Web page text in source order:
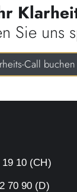
Sie uns
Call buchen
10 (CH)
70 90 (D)